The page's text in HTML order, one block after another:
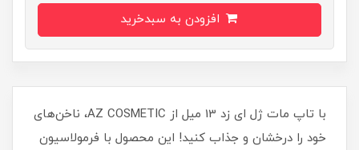
با تاپ مات ژل ای زد 13 میل از AZ COSMETIC، ناخن‌های
خود را درخشان و جذاب کنید! این محصول با فرمولاسیون